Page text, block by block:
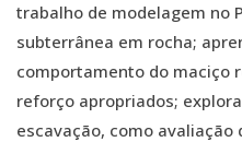
trabalho de modelagem no
subterrânea em rocha;
comportamento do maciço
reforço apropriados;
escavação, como